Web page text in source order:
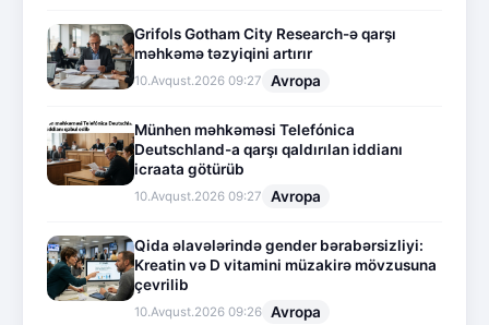
Grifols Gotham City Research-ə qarşı
məhkəmə təzyiqini artırır
10.Avqust.2026 09:27 Avropa
Münhen məhkəməsi Telefónica
Deutschland-a qarşı qaldırılan iddianı
icraata götürüb
10.Avqust.2026 09:27 Avropa
Qida əlavələrində gender bərabərsizliyi:
Kreatin və D vitamini müzakirə mövzusuna
çevrilib
10.Avqust.2026 09:26 Avropa